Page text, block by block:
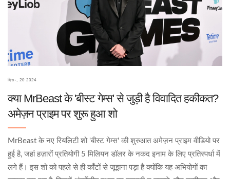
दिस॰, 20 2024
क्या MrBeast के 'बीस्ट गेम्स' से जुड़ी है विवादित हकीकत?
अमेज़न प्राइम पर शुरू हुआ शो
MrBeast के नए रियलिटी शो 'बीस्ट गेम्स' की शुरुआत अमेज़न प्राइम वीडियो पर
हुई है, जहां हज़ारों प्रतियोगी 5 मिलियन डॉलर के नकद इनाम के लिए प्रतिस्पर्धा में
लगे हैं। इस शो को पहले से ही काँटों से जूझना पड़ा है क्योंकि यह अभियोगों का